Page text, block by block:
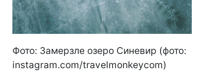
Фото: Замерзле озеро Синевир (фото:
instagram.com/travelmonkeycom)